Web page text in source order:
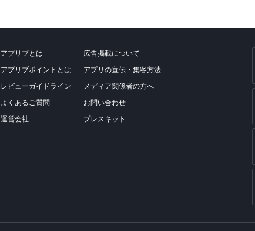
アプリブとは
アプリブポイントとは
レビューガイドライン
よくあるご質問
運営会社
広告掲載について
アプリの宣伝・集客方法
メディア関係者の方へ
お問い合わせ
プレスキット